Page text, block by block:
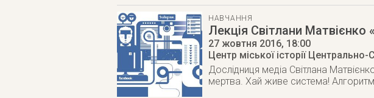
НАВЧАННЯ
Лекція Світлани
27 жовтня 2016, 18:00
Центр міської історії Центрально-
Дослідниця медіа Світлана
мертва. Хай живе система!